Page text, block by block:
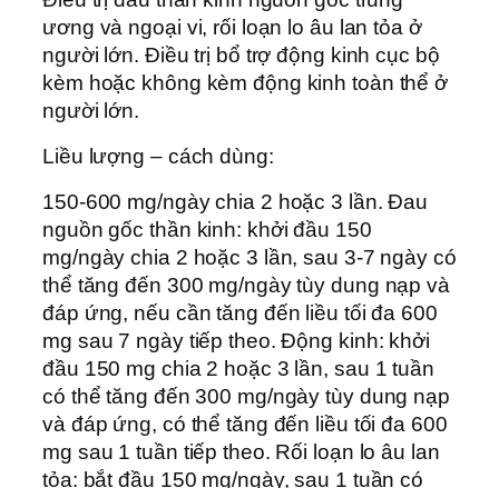
ương và ngoại vi, rối loạn lo âu lan tỏa ở
người lớn. Điều trị bổ trợ động kinh cục bộ
kèm hoặc không kèm động kinh toàn thể ở
người lớn.
Liều lượng – cách dùng:
150-600 mg/ngày chia 2 hoặc 3 lần. Đau
nguồn gốc thần kinh: khởi đầu 150
mg/ngày chia 2 hoặc 3 lần, sau 3-7 ngày có
thể tăng đến 300 mg/ngày tùy dung nạp và
đáp ứng, nếu cần tăng đến liều tối đa 600
mg sau 7 ngày tiếp theo. Động kinh: khởi
đầu 150 mg chia 2 hoặc 3 lần, sau 1 tuần
có thể tăng đến 300 mg/ngày tùy dung nạp
và đáp ứng, có thể tăng đến liều tối đa 600
mg sau 1 tuần tiếp theo. Rối loạn lo âu lan
tỏa: bắt đầu 150 mg/ngày, sau 1 tuần có